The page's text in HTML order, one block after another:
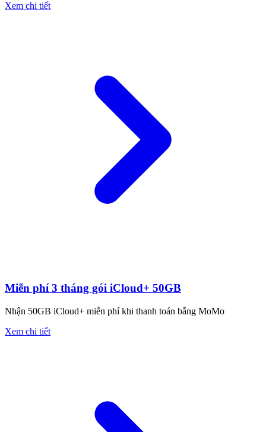
Xem chi tiết
Miễn phí 3 tháng gói iCloud+ 50GB
Nhận 50GB iCloud+ miễn phí khi thanh toán bằng MoMo
Xem chi tiết